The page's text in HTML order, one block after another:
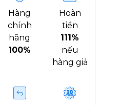
Hàng
chính
hãng
100%
Hoàn
tiền
111%
nếu
hàng giả